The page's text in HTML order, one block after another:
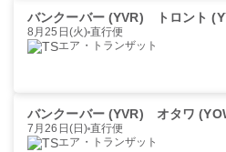
バンクーバー (YVR) トロント
8月25日(火) 直行便
エア・トランザット
バンクーバー (YVR) オタワ
7月26日(日) 直行便
エア・トランザット